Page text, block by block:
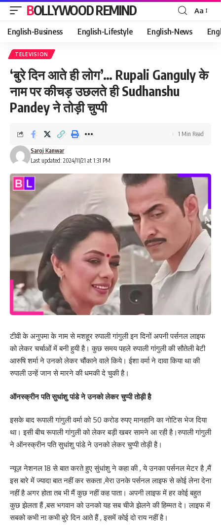
BOLLYWOOD REMIND
Font
Resizer
Aa
English-Business English-Lifestyle English-News
TELEVISION
‘बुरे दिन आते ही लोग’… Rupali Ganguly के
नाम पर कीचड़ उछलते ही Sudhanshu
Pandey ने तोड़ी चुप्पी
Last updated: 2024/11/21 at 1:31 PM
Saroj Kanwar
1 Min Read
टीवी के अनुपमा के नाम से मशहूर रुपाली गांगुली इन दिनों अपनी पर्सनल लाइफ
को लेकर चर्चाओं में बनी हुयी है। कुछ समय पहले रुपाली गांगुली की सौतेली बेटी
आरुषि शर्मा ने उनको लेकर चौंकाने वाले किये। ईशा वर्मा ने दावा किया था की
रुपाली उन्हें जान से मारने की धमकी दे चुकी है।
ऑनस्क्रीन पति सुधांशु पांडे ने उनको लेकर चुप्पी तोड़ी है
इसके बाद रूपाली गांगुली वर्मा को 50 करोड रुपए मानहानि का नोटिस भेज दिया
था। इसी बीच रूपाली गांगुली को लेकर बड़ी खबर सामने आ रही है।रुपाली गांगुली
ने ऑनस्क्रीन पति सुधांशु पांडे ने उनको लेकर चुप्पी तोड़ी है।
न्यूज़ नेशनल 18 से बात करते हुए सुंधांशु ने कहा की , ये उनका पर्सनल मेटर है ,मैं
इस बारे में ज्यादा बात नहीं कर सकता ,मेरा उनके पर्सनल लाइफ से कोई लेना देना
नहीं है अगर होता तब भी मैं कुछ नहीं कह पाता। अपनी लाइफ में हर कोई बहुत
कुछ झेलता हैं ,बस भगवान को उनको यह सब चीजे झेलने की हिम्मत दे। लाइफ में
सबको कभी ना कभी बुरे दिन आते हैं , इसमें कोई दो राय नहीं है।